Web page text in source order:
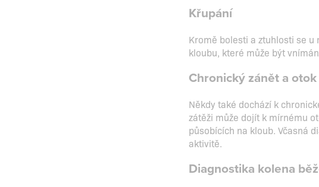
Křupání
Kromě bolesti a ztuhlosti se
kloubu, které může být
Chronický zánět a otok
Někdy také dochází k
zátěži může dojít k mírnému
působících na kloub. Včasná
aktivitě.
Diagnostika kolena